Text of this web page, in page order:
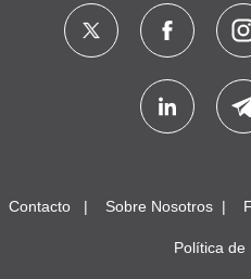
Contacto Sobre Nosotros
Política de